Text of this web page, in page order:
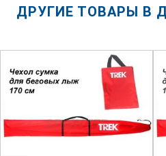
ДРУГИЕ ТОВАРЫ В
SPRINTER